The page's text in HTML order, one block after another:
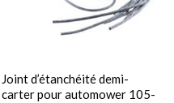
Joint d’étanchéité demi-
carter pour automower 105-